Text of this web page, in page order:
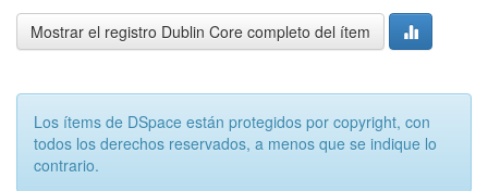
Mostrar el registro Dublin Core completo del ítem
Los ítems de DSpace están protegidos por copyright, con
todos los derechos reservados, a menos que se indique lo
contrario.